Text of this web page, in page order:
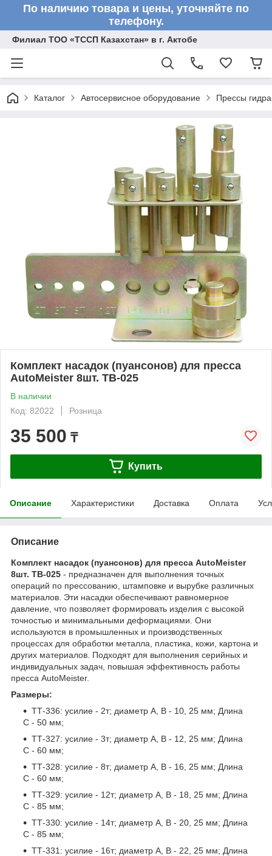
По наличию товара и цены, уточняйте по
телефону.
Филиал ТОО «ТССП Казахстан» в г. Актобе
Каталог Автосервисное оборудование Прессы
Комплект насадок (пуансонов) для пресса
AutoMeister 8шт. TB-025
В наличии
Код: 82022
Розница
35 500 ₸
Купить
Описание Характеристики Доставка Оплата
Описание
Комплект насадок (пуансонов) для пресса AutoMeister
8шт. TB-025 - предназначен для выполнения точных
операций по прессованию, штамповке и вырубке различных
материалов. Эти насадки обеспечивают равномерное
давление, что позволяет формировать изделия с высокой
точностью и минимальными деформациями. Они
используются в промышленных и производственных
процессах для обработки металла, пластика, кожи, картона и
других материалов. Подходят для выполнения серийных и
индивидуальных задач, повышая эффективность работы
пресса AutoMeister.
Размеры:
ТТ-336: усилие - 2т; диаметр А, В - 10, 25 мм; Длина
С - 50 мм;
ТТ-327: усилие - 3т; диаметр А, В - 12, 25 мм; Длина
С - 60 мм;
ТТ-328: усилие - 8т; диаметр А, В - 16, 25 мм; Длина
С - 60 мм;
ТТ-329: усилие - 12т; диаметр А, В - 18, 25 мм; Длина
С - 85 мм;
ТТ-330: усилие - 14т; диаметр А, В - 20, 25 мм; Длина
С - 85 мм;
ТТ-331: усилие - 16т; диаметр А, В - 22, 25 мм; Длина